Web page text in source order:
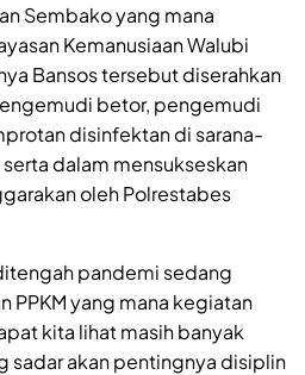
Sembako yang mana
Kemanusiaan Walubi
Bansos tersebut diserahkan
betor, pengemudi
disinfektan di sarana-
dalam mensukseskan
oleh Polrestabes
pandemi sedang
PPKM yang mana kegiatan
kita lihat masih banyak
sadar akan pentingnya disiplin